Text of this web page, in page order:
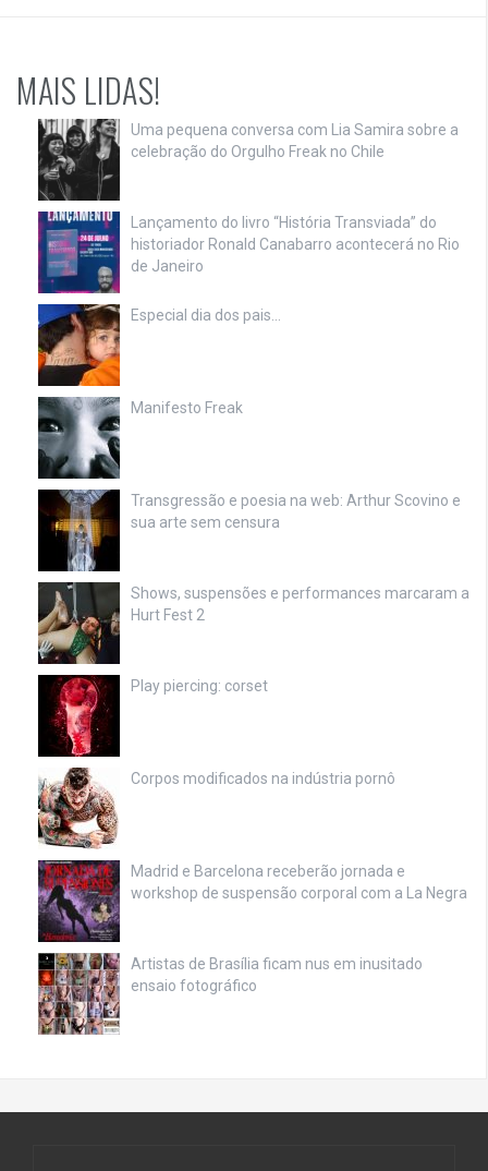
MAIS LIDAS!
Uma pequena conversa com Lia Samira sobre a
celebração do Orgulho Freak no Chile
Lançamento do livro “História Transviada” do
historiador Ronald Canabarro acontecerá no Rio
de Janeiro
Especial dia dos pais…
Manifesto Freak
Transgressão e poesia na web: Arthur Scovino e
sua arte sem censura
Shows, suspensões e performances marcaram a
Hurt Fest 2
Play piercing: corset
Corpos modificados na indústria pornô
Madrid e Barcelona receberão jornada e
workshop de suspensão corporal com a La Negra
Artistas de Brasília ficam nus em inusitado
ensaio fotográfico